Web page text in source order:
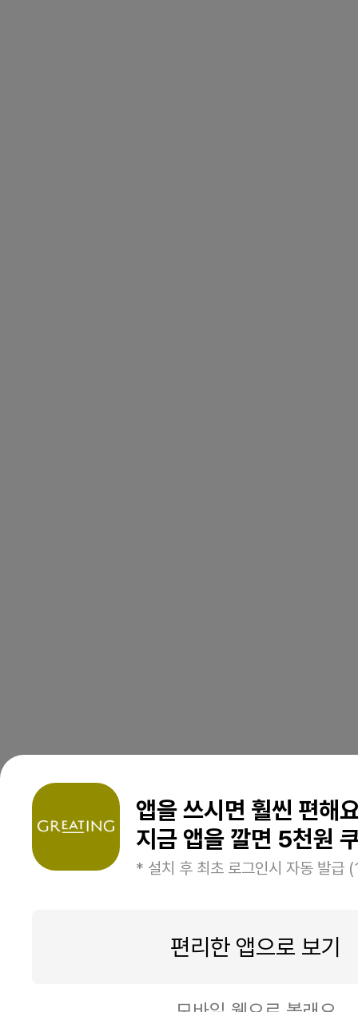
앱을 쓰시면 훨씬 편해
지금 앱을 깔면 5천원
* 설치 후 최초 로그인시 자동 발급
편리한 앱으로 보기